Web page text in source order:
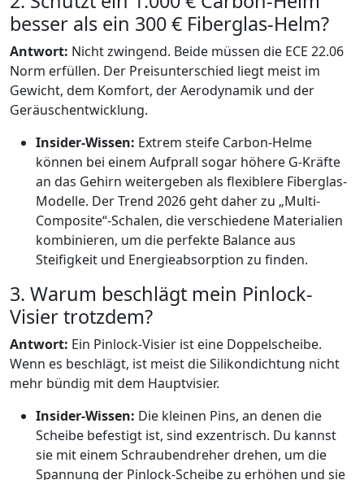
besser als ein 300 € Fiberglas-Helm?
Antwort: Nicht zwingend. Beide müssen die ECE 22.06
Norm erfüllen. Der Preisunterschied liegt meist im
Gewicht, dem Komfort, der Aerodynamik und der
Geräuschentwicklung.
Insider-Wissen: Extrem steife Carbon-Helme
können bei einem Aufprall sogar höhere G-Kräfte
an das Gehirn weitergeben als flexiblere Fiberglas-
Modelle. Der Trend 2026 geht daher zu „Multi-
Composite“-Schalen, die verschiedene Materialien
kombinieren, um die perfekte Balance aus
Steifigkeit und Energieabsorption zu finden.
3. Warum beschlägt mein Pinlock-
Visier trotzdem?
Antwort: Ein Pinlock-Visier ist eine Doppelscheibe.
Wenn es beschlägt, ist meist die Silikondichtung nicht
mehr bündig mit dem Hauptvisier.
Insider-Wissen: Die kleinen Pins, an denen die
Scheibe befestigt ist, sind exzentrisch. Du kannst
sie mit einem Schraubendreher drehen, um die
Spannung der Pinlock-Scheibe zu erhöhen und sie